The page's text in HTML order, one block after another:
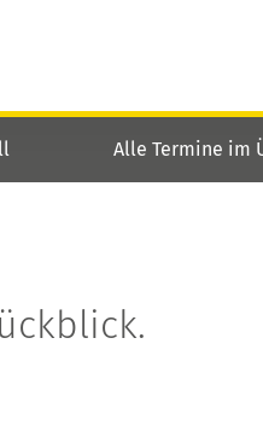
Alle Termine im